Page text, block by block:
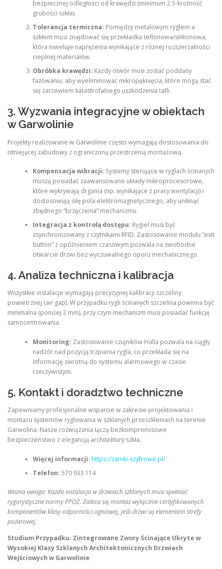
bezpiecznej odległości od krawędzi (minimum 2.5-krotność
grubości szkła).
Tolerancja termiczna: Pomiędzy metalowym ryglem a
szkłem musi znajdować się przekładka teflonowa/silikonowa,
która niweluje naprężenia wynikające z różnej rozszerzalności
cieplnej materiałów.
Obróbka krawędzi: Każdy otwór musi zostać poddany
fazowaniu, aby wyeliminować mikropęknięcia, które mogą stać
się zarzewiem katastrofalnego uszkodzenia tafli.
3. Wyzwania integracyjne w obiektach
w Garwolinie
Projekty realizowane w Garwolinie często wymagają dostosowania do
istniejącej zabudowy z ograniczoną przestrzenią montażową.
Kompensacja wibracji: Systemy sterujące w ryglach ścinanych
muszą posiadać zaawansowane układy mikroprocesorowe,
które wykrywają drgania (np. wynikające z pracy wentylacji) i
dostosowują siłę pola elektromagnetycznego, aby uniknąć
zbędnego “brzęczenia” mechanizmu.
Integracja z kontrolą dostępu: Rygiel musi być
zsynchronizowany z czytnikami RFID. Zastosowanie modułu “exit
button” z opóźnieniem czasowym pozwala na swobodne
otwarcie drzwi bez wyczuwalnego oporu mechanicznego.
4. Analiza techniczna i kalibracja
Wszystkie instalacje wymagają precyzyjnej kalibracji szczeliny
powietrznej (air gap). W przypadku rygli ścinanych szczelina powinna być
minimalna (poniżej 2 mm), przy czym mechanizm musi posiadać funkcję
samocentrowania.
Monitoring: Zastosowanie czujników Halla pozwala na ciągły
nadzór nad pozycją trzpienia rygla, co przekłada się na
informację zwrotną do systemu alarmowego w czasie
rzeczywistym.
5. Kontakt i doradztwo techniczne
Zapewniamy profesjonalne wsparcie w zakresie projektowania i
montażu systemów ryglowania w szklanych przeszkleniach na terenie
Garwolina. Nasze rozwiązania łączą bezkompromisowe
bezpieczeństwo z elegancją architektury szkła.
Więcej informacji: https://zamki-szyfrowe.pl/
Telefon: 570 933 114
Ważna uwaga: Każda instalacja w drzwiach szklanych musi spełniać
rygorystyczne normy PPOŻ. Zaleca się montaż wyłącznie certyfikowanych
komponentów klasy odporności ogniowej, jeśli drzwi są elementem strefy
pożarowej.
Studium Przypadku: Zintegrowane Zwory Ścinające Ukryte w
Wysokiej Klasy Szklanych Architektonicznych Drzwiach
Wejściowych w Garwolinie